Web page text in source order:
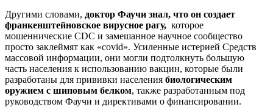
Другими словами, доктор Фаучи знал, что он создает
франкенштейновское вирусное рагу, которое
мошеннические CDC и замешанное научное сообщество
просто заклеймят как «covid». Усиленные истерией Средств
массовой информации, они могли подтолкнуть большую
часть населения к использованию вакцин, которые были
разработаны для прививки населения биологическим
оружием с шиповым белком, также разработанным под
руководством Фаучи и директивами о финансировании.